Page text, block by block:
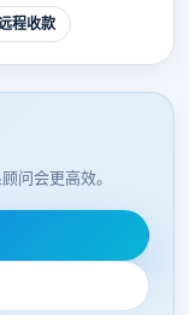
程收款
问会更高效。